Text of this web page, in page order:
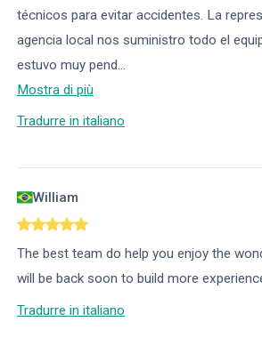
técnicos para evitar accidentes. La
agencia local nos suministro todo el
estuvo muy pend...
Mostra di più
Tradurre in italiano
William
The best team do help you enjoy the
will be back soon to build more
Tradurre in italiano